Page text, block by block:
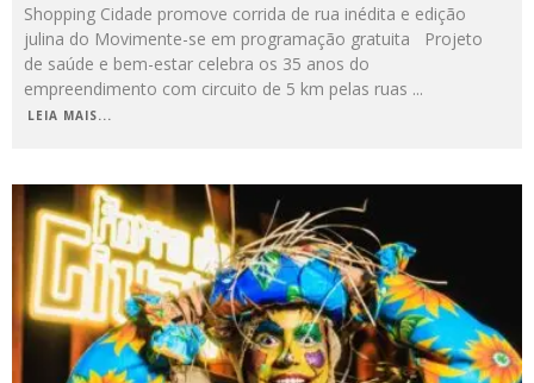
Shopping Cidade promove corrida de rua inédita e edição
julina do Movimente-se em programação gratuita Projeto
de saúde e bem-estar celebra os 35 anos do
empreendimento com circuito de 5 km pelas ruas ...
LEIA MAIS...